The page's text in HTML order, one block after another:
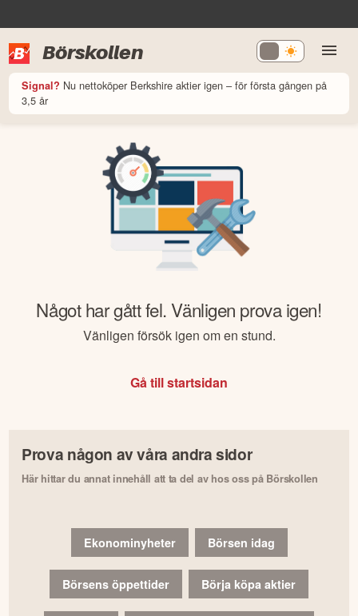
Börskollen
Signal? Nu nettoköper Berkshire aktier igen – för första gången på
3,5 år
Något har gått fel. Vänligen prova igen!
Vänligen försök igen om en stund.
Gå till startsidan
Prova någon av våra andra sidor
Här hittar du annat innehåll att ta del av hos oss på Börskollen
Ekonominyheter Börsen idag
Börsens öppettider Börja köpa aktier